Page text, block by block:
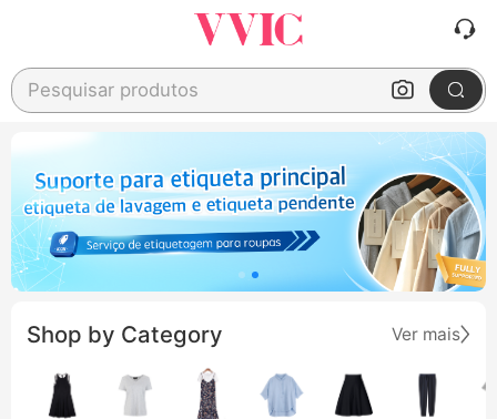
Pesquisar produtos
Shop by Category Ver mais